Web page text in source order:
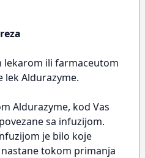
lekarom ili farmaceutom
Aldurazyme.
Aldurazyme, kod Vas
sa infuzijom.
je bilo koje
tokom primanja